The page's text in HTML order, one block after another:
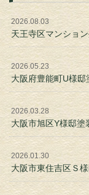
2026.08.03
天王寺区マンショ
2026.05.23
大阪府豊能町U様邸
2026.03.28
大阪市旭区Y様邸塗
2026.01.30
大阪市東住吉区Ｓ